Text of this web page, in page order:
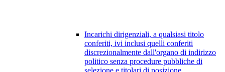
Incarichi dirigenziali, a qualsiasi titolo
conferiti, ivi inclusi quelli conferiti
discrezionalmente dall'organo di indirizzo
politico senza procedure pubbliche di